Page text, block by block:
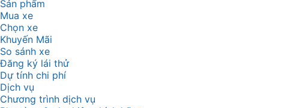
Sản phẩm
Mua xe
Chọn xe
Khuyến Mãi
So sánh xe
Đăng ký lái thử
Dự tính chi phí
Dịch vụ
Chương trình dịch vụ